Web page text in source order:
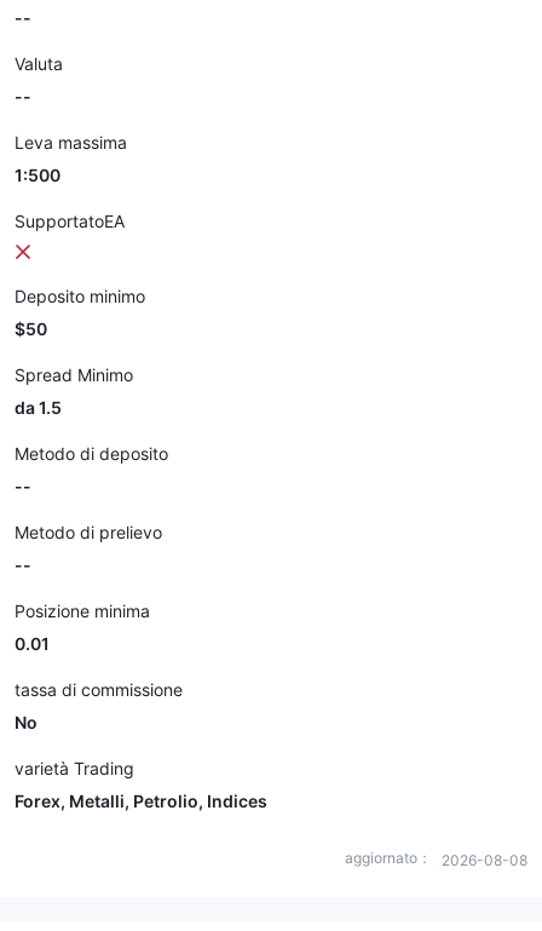
--
Valuta
--
Leva massima
1:500
SupportatoEA
Deposito minimo
$50
Spread Minimo
da 1.5
Metodo di deposito
--
Metodo di prelievo
--
Posizione minima
0.01
tassa di commissione
No
varietà Trading
Forex, Metalli, Petrolio, Indices
aggiornato： 2026-08-08